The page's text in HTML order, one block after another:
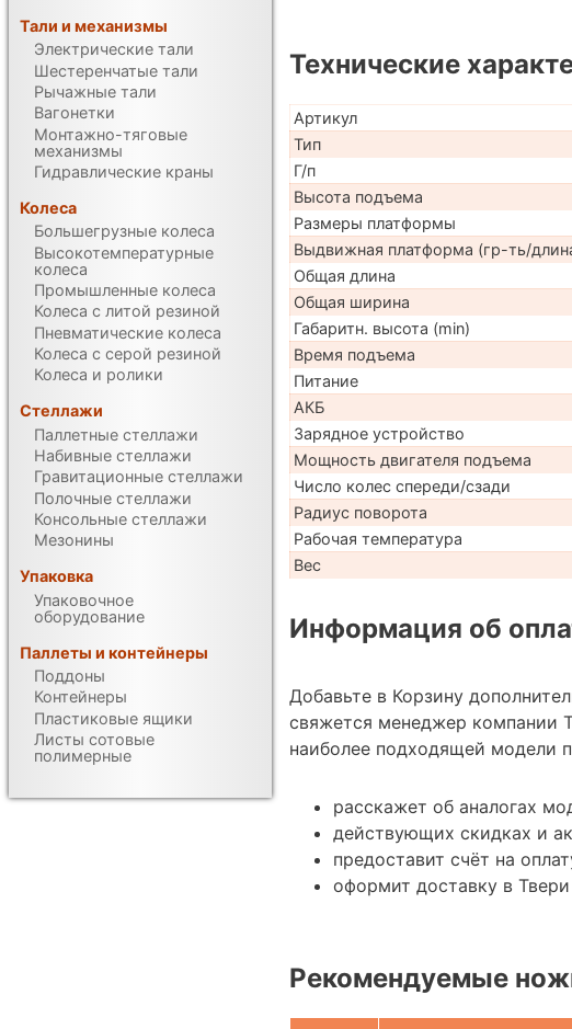
Технические
Артикул
Тип
Г/п
Высота подъема
Размеры платформы
Выдвижная платформа (гр-ть/
Общая длина
Общая ширина
Габаритн. высота (min)
Время подъема
Питание
АКБ
Зарядное устройство
Мощность двигателя подъема
Число колес спереди/сзади
Радиус поворота
Рабочая температура
Вес
Информация об
Добавьте в Корзину
свяжется менеджер компании
наиболее подходящей модели
расскажет об аналогах
действующих скидках и
предоставит счёт на
оформит доставку в
Рекомендуемые
Тали и механизмы
Электрические тали
Шестеренчатые тали
Рычажные тали
Вагонетки
Монтажно-тяговые
механизмы
Гидравлические краны
Колеса
Большегрузные колеса
Высокотемпературные
колеса
Промышленные колеса
Колеса с литой резиной
Пневматические колеса
Колеса с серой резиной
Колеса и ролики
Стеллажи
Паллетные стеллажи
Набивные стеллажи
Гравитационные стеллажи
Полочные стеллажи
Консольные стеллажи
Мезонины
Упаковка
Упаковочное
оборудование
Паллеты и контейнеры
Поддоны
Контейнеры
Пластиковые ящики
Листы сотовые
полимерные